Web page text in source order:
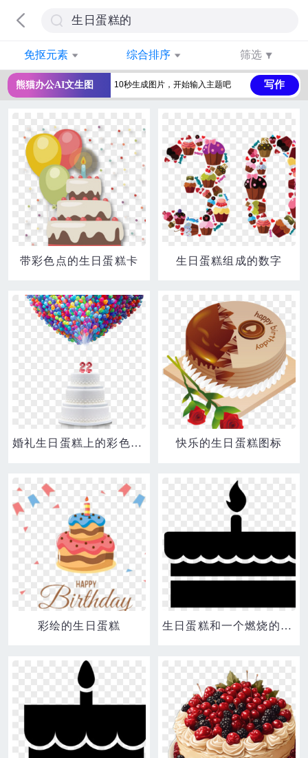
免抠元素 综合排序 筛选
熊猫办公AI文生图 写作
带彩色点的生日蛋糕卡 生日蛋糕组成的数字
婚礼生日蛋糕上的彩色气球 快乐的生日蛋糕图标
彩绘的生日蛋糕 生日蛋糕和一个燃烧的蜡烛图标